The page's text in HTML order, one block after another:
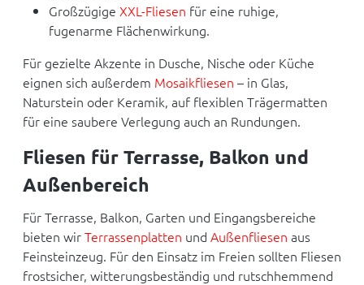
Großzügige XXL-Fliesen für eine ruhige,
fugenarme Flächenwirkung.
Für gezielte Akzente in Dusche, Nische oder Küche
eignen sich außerdem Mosaikfliesen – in Glas,
Naturstein oder Keramik, auf flexiblen Trägermatten
für eine saubere Verlegung auch an Rundungen.
Fliesen für Terrasse, Balkon und
Außenbereich
Für Terrasse, Balkon, Garten und Eingangsbereiche
bieten wirTerrassenplatten und Außenfliesen aus
Feinsteinzeug. Für den Einsatz im Freien sollten Fliesen
frostsicher, witterungsbeständig und rutschhemmend